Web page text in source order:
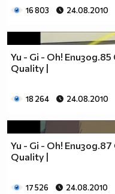
16 803 24.08.2010
Yu - Gi - Oh!
Quality |
18 264 24.08.2010
Yu - Gi - Oh!
Quality |
17 526 24.08.2010